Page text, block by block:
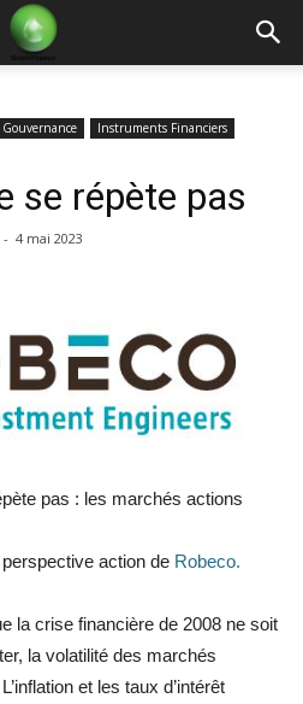
Gouvernance
Instruments Financiers
se répète pas
- 4 mai 2023
pas : les marchés actions
perspective action de Robeco.
la crise financière de 2008 ne soit
la volatilité des marchés
et les taux d’intérêt